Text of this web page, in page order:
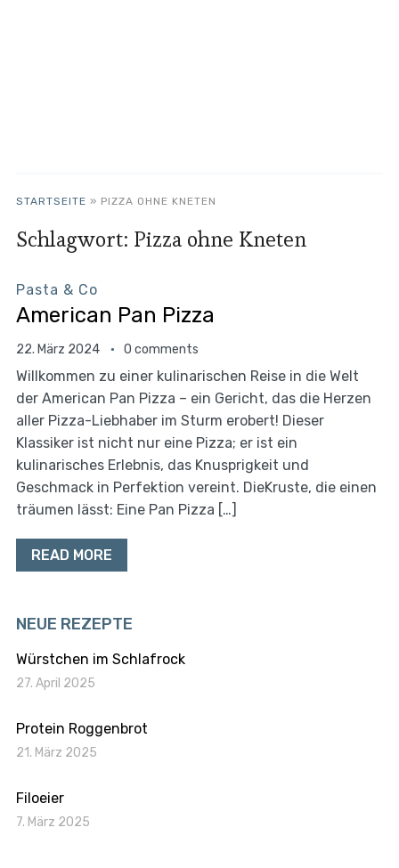
STARTSEITE » PIZZA OHNE KNETEN
Schlagwort: Pizza ohne Kneten
Pasta & Co
American Pan Pizza
22. März 2024 0 comments
Willkommen zu einer kulinarischen Reise in die Welt
der American Pan Pizza – ein Gericht, das die Herzen
aller Pizza-Liebhaber im Sturm erobert! Dieser
Klassiker ist nicht nur eine Pizza; er ist ein
kulinarisches Erlebnis, das Knusprigkeit und
Geschmack in Perfektion vereint. DieKruste, die einen
träumen lässt: Eine Pan Pizza […]
READ MORE
NEUE REZEPTE
Würstchen im Schlafrock
27. April 2025
Protein Roggenbrot
21. März 2025
Filoeier
7. März 2025